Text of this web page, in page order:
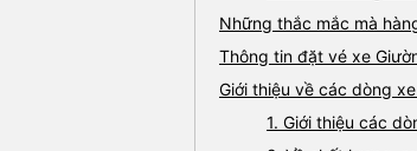
Những thắc mắc mà
Thông tin đặt vé xe
Giới thiệu về các dòng
1. Giới thiệu các